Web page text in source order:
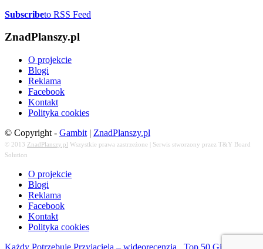
Subscribeto RSS Feed
ZnadPlanszy.pl
O projekcie
Blogi
Reklama
Facebook
Kontakt
Polityka cookies
© Copyright - Gambit | ZnadPlanszy.pl
© 2013 ZnadPlanszy.pl Wszystkie prawa zastrzeżone | Serwis stworzony przez T&Y Board
Solution
O projekcie
Blogi
Reklama
Facebook
Kontakt
Polityka cookies
Każdy Potrzebuje Przyjaciela – wideorecenzja
Top 50 Gier